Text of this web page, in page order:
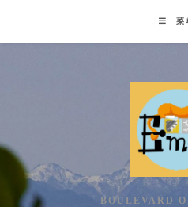
content
菜
BOULEVARD